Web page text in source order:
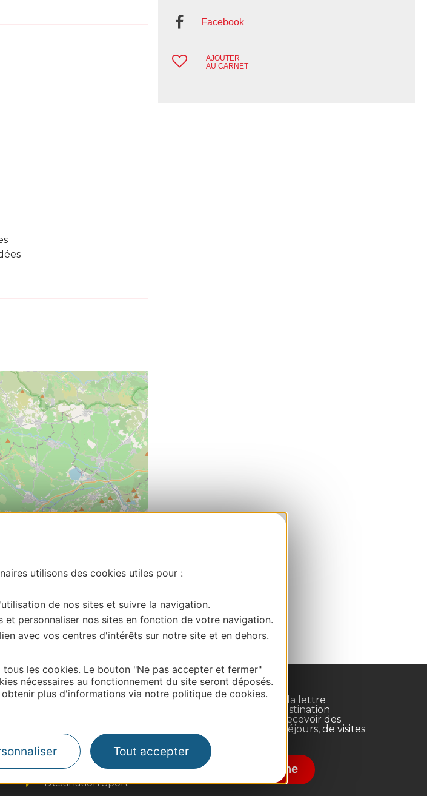
utilisons des cookies utiles pour :
de nos sites et suivre la navigation.
et personnaliser nos sites en fonction de votre navigation.
avec vos centres d'intérêts sur notre site et en dehors.
les cookies. Le bouton "Ne pas accepter et fermer"
nécessaires au fonctionnement du site seront déposés.
plus d'informations via notre politique de cookies.
Tout accepter
Leaflet| Map data © OpenStreetMap contributors
Facebook
AJOUTER
AU CARNET
Thermalisme
Pros d'Occitanie
Site presse et d'influence
Voyagistes
Destination Sport
Inscrivez-vous à la lettre
d'information Destination
Occitanie pour recevoir des
suggestions de séjours, de visites
et de sorties.
Je m'abonne